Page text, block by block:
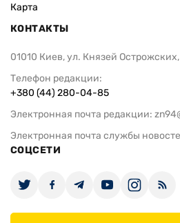
Карта
КОНТАКТЫ
01010 Киев, ул. Князей Острожских,
Телефон редакции:
+380 (44) 280-04-85
Электронная почта редакции:
Электронная почта службы
СОЦСЕТИ